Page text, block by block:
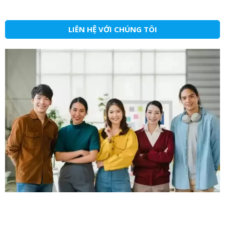
LIÊN HỆ VỚI CHÚNG TÔI